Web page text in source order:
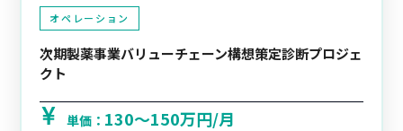
オペレーション
次期製薬事業バリューチェーン構想策定診断プロジェ
クト
単価： 130〜150万円/月